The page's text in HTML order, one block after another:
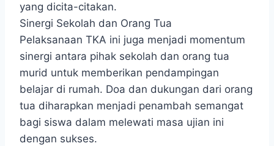
yang dicita-citakan.
Sinergi Sekolah dan Orang Tua
Pelaksanaan TKA ini juga menjadi momentum
sinergi antara pihak sekolah dan orang tua
murid untuk memberikan pendampingan
belajar di rumah. Doa dan dukungan dari orang
tua diharapkan menjadi penambah semangat
bagi siswa dalam melewati masa ujian ini
dengan sukses.